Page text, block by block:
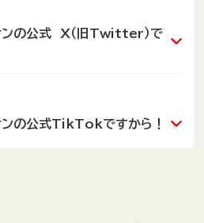
せ！
メールが届かない場合は、
、他メールアドレスにて再度会員
ONLINE」をどうぞよろしく
ですからー！
チラの
が流れるんですから♪
ンの公式 X（旧Twitter）で
ントができました！
ンの公式TikTokですから！